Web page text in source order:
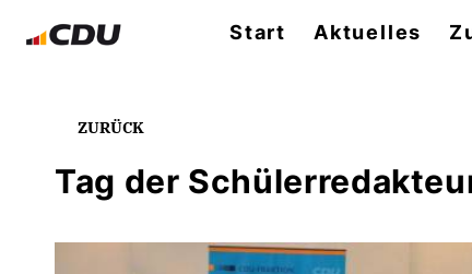
Start Aktuelles
ZURÜCK
Tag der